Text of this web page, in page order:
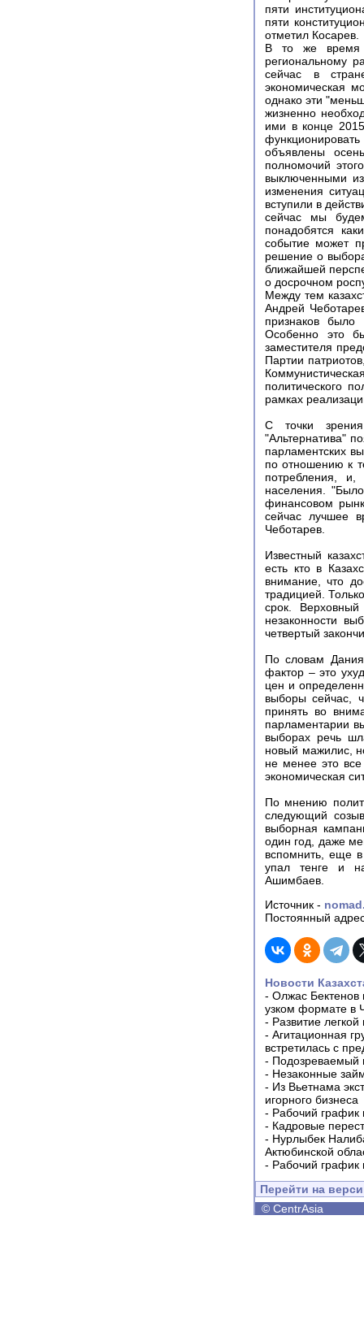
пяти
пяти
отметил Косарев.
В то же время
региональному
сейчас в
экономическая
однако эти
жизненно
ими в конце
объявлены
полномочий
выключенными
изменения
вступили в
сейчас мы
понадобятся
событие может
решение о
ближайшей
о досрочном
Между тем
Андрей
признаков
Особенно это
заместителя
Партии
политического
рамках
С точки зрения
"Альтернатива"
парламентских
по отношению к
потребления, и,
населения.
финансовом
сейчас лучшее
Чеботарев.
Известный
есть кто в
внимание, что
традицией.
срок.
незаконности
четвертый
По словам
фактор – это
цен и
выборы сейчас,
принять во
парламентарии
выборах речь
новый мажилис,
не менее это
экономическая
По мнению
следующий
выборная
один год, даже
вспомнить, еще
упал тенге и
Ашимбаев.
Источник -
Постоянный
Новости
- Олжас Бектенов
узком формате в
- Развитие
- Агитационная
встретилась с
- Подозреваемый
- Незаконные
- Из Вьетнама
игорного бизнеса
- Рабочий график
- Кадровые
- Нурлыбек
Актюбинской
- Рабочий график
Перейти на
© CentrAsia